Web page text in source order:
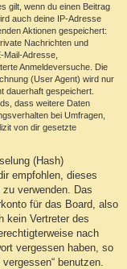
gilt, wenn du einen Beitrag
auch deine IP-Adresse
Aktionen gespeichert:
Nachrichten und
Mail-Adresse,
Anmeldeversuche. Die
(User Agent) wird nur
dauerhaft gespeichert.
dass weitere Daten
bei Umfragen,
von dir gesetzte
(Hash)
empfohlen, dieses
verwenden. Das
für das Board, also
kein Vertreter des
nach
vergessen haben, so
benutzen.